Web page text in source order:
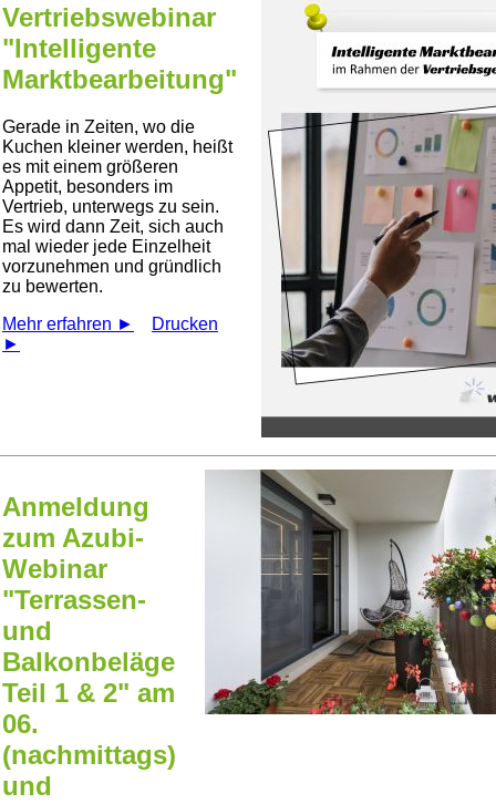
Vertriebswebinar
"Intelligente
Marktbearbeitung"
Gerade in Zeiten, wo die
Kuchen kleiner werden, heißt
es mit einem größeren
Appetit, besonders im
Vertrieb, unterwegs zu sein.
Es wird dann Zeit, sich auch
mal wieder jede Einzelheit
vorzunehmen und gründlich
zu bewerten.
Mehr erfahren ►
Drucken
►
Anmeldung
zum Azubi-
Webinar
"Terrassen-
und
Balkonbeläge
Teil 1 & 2" am
06.
(nachmittags)
und